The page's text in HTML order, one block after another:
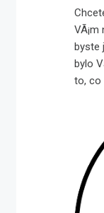
byste
bylo
to, co